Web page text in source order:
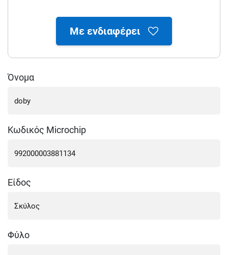
Με ενδιαφέρει
Όνομα
Κωδικός Microchip
Είδος
Φύλο